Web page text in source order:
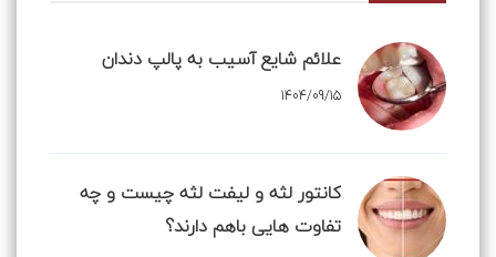
علائم شایع آسیب به پالپ دندان
1404/09/15
کانتور لثه و لیفت لثه چیست و چه
تفاوت هایی باهم دارند؟